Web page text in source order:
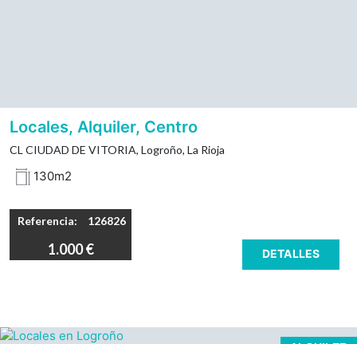
Locales, Alquiler, Centro
CL CIUDAD DE VITORIA, Logroño, La Rioja
130m2
Referencia: 126826
1.000 € DETALLES
INMOBILIARIA SOLOZÁBAL presenta un local